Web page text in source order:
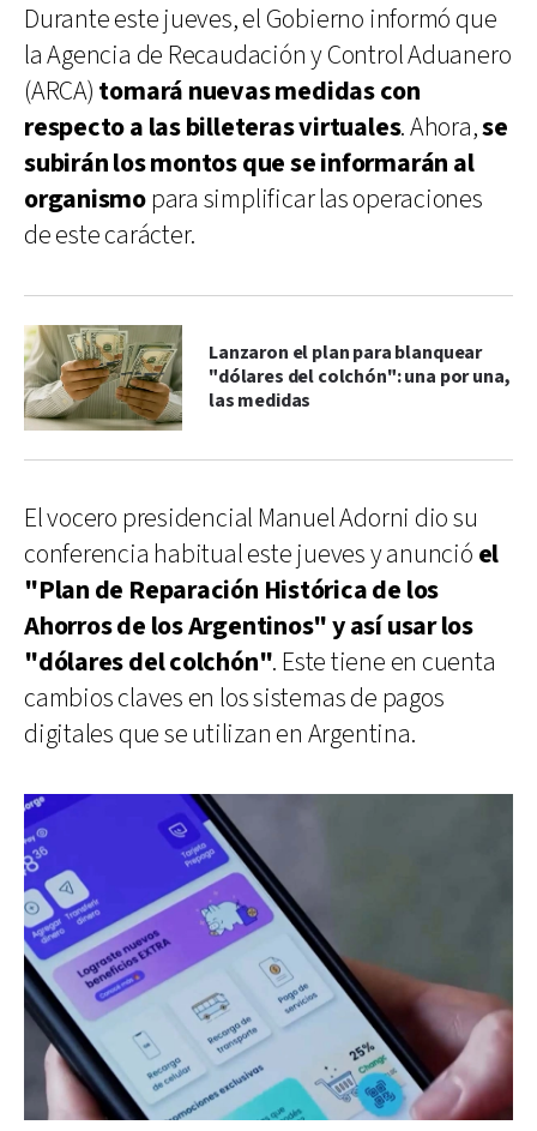
Durante este jueves, el Gobierno informó que
la Agencia de Recaudación y Control Aduanero
(ARCA) tomará nuevas medidas con
respecto a las billeteras virtuales. Ahora,se
subirán los montos que se informarán al
organismopara simplificar las operaciones
de este carácter.
Lanzaron el plan para blanquear
"dólares del colchón": una por una,
las medidas
El vocero presidencial Manuel Adorni dio su
conferencia habitual este jueves y anunció el
"Plan de Reparación Histórica de los
Ahorros de los Argentinos" y así usar los
"dólares del colchón". Este tiene en cuenta
cambios claves en los sistemas de pagos
digitales que se utilizan en Argentina.